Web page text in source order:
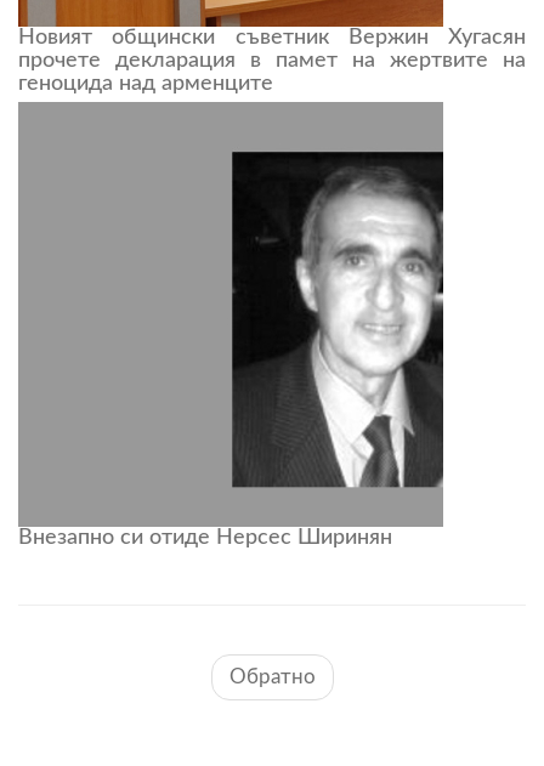
Новият общински съветник Вержин Хугасян
прочете декларация в памет на жертвите на
геноцида над арменците
Внезапно си отиде Нерсес Ширинян
Обратно